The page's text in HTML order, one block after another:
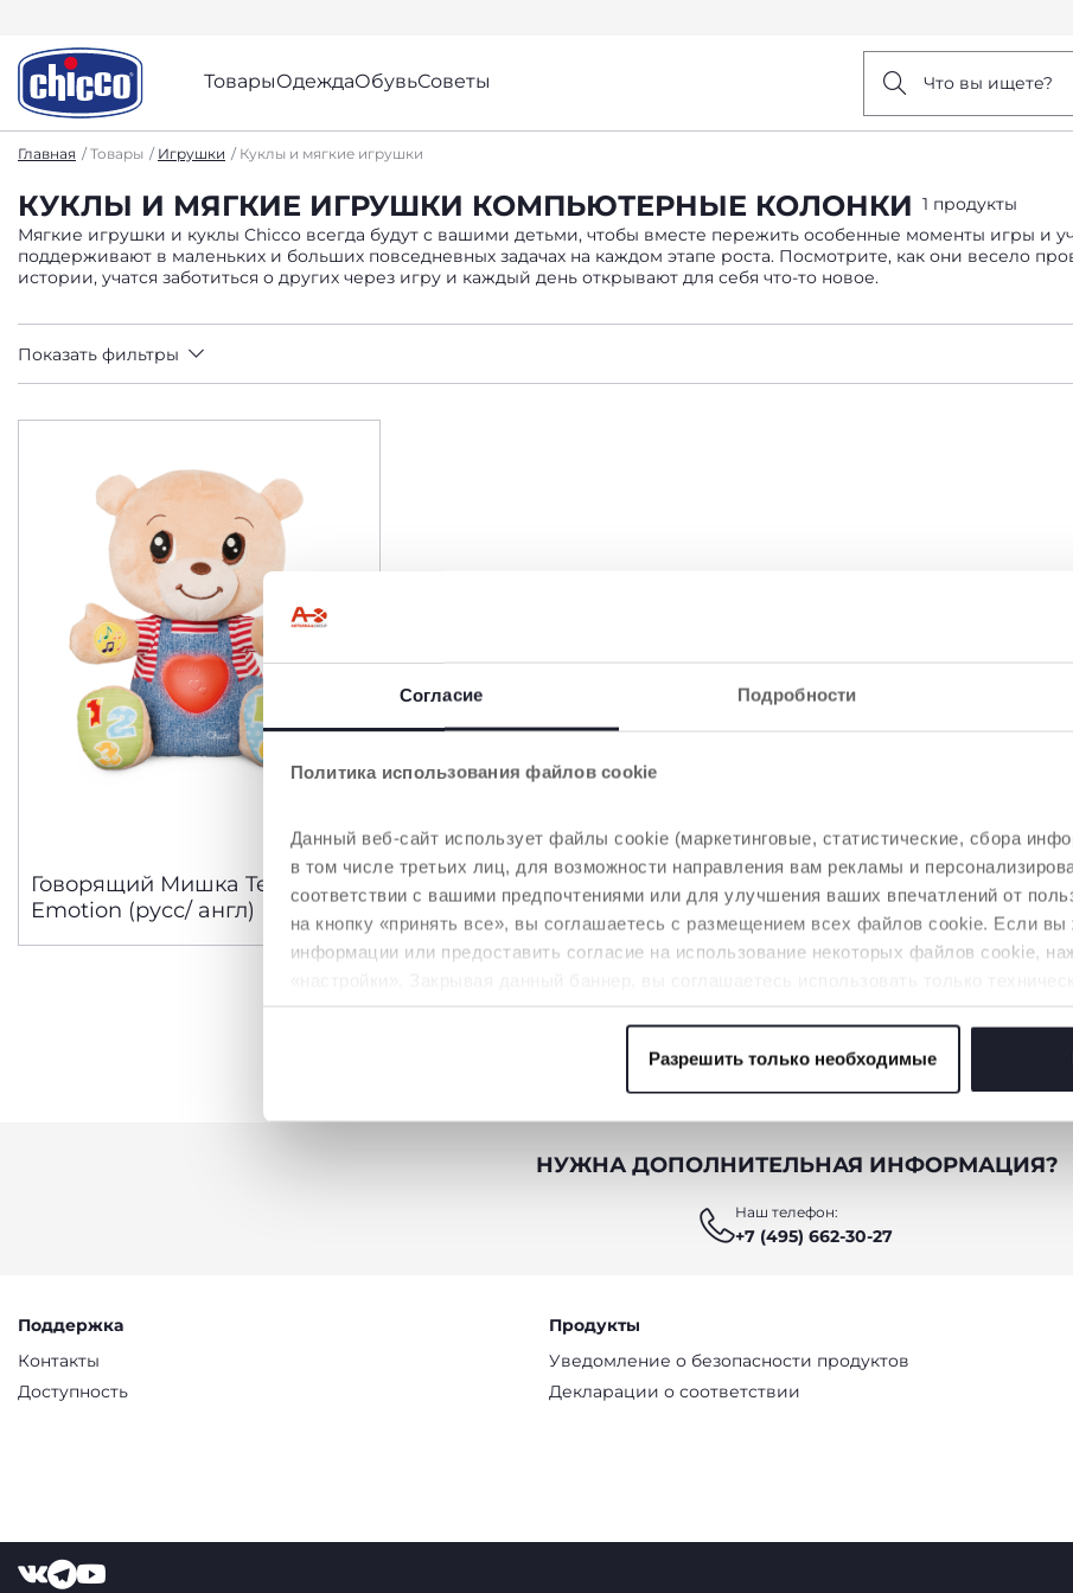
Согласие Подробности
Политика использования файлов cookie
Данный веб-сайт использует файлы cookie (маркетинговые, статистические, сбора
в том числе третьих лиц, для возможности направления вам рекламы и
соответствии с вашими предпочтениями или для улучшения ваших впечатлений от
на кнопку «принять все», вы соглашаетесь с размещением всех файлов cookie. Если
информации или предоставить согласие на использование некоторых файлов cookie,
необходимы для запрашиваемой услуги.
Политика использования файлов cookieРазрешить только необходимые
ТоварыОдеждаОбувьСоветы Что вы ищете?
Главная Товары Игрушки Куклы и мягкие игрушки
КУКЛЫ И МЯГКИЕ ИГРУШКИ КОМПЬЮТЕРНЫЕ КОЛОНКИ 1 продукты
Мягкие игрушки и куклы Chicco всегда будут с вашими детьми, чтобы вместе пережить особенные моменты игры и
поддерживают в маленьких и больших повседневных задачах на каждом этапе роста. Посмотрите, как они весело
истории, учатся заботиться о других через игру и каждый день открывают для себя что-то новое.
Показать фильтры
Говорящий Мишка Teddy
Emotion (русс/ англ)
НУЖНА ДОПОЛНИТЕЛЬНАЯ ИНФОРМАЦИЯ?
Наш телефон:
+7 (495) 662-30-27
Поддержка
Контакты
Доступность
Продукты
Уведомление о безопасности продуктов
Декларации о соответствии